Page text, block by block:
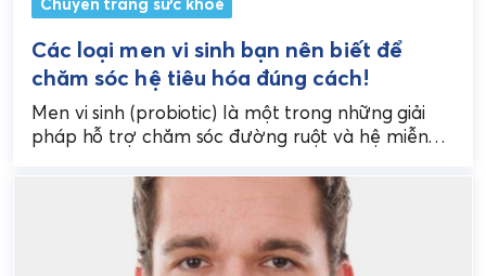
Các loại men vi sinh bạn nên biết để
chăm sóc hệ tiêu hóa đúng cách!
Men vi sinh (probiotic) là một trong những giải
pháp hỗ trợ chăm sóc đường ruột và hệ miễn